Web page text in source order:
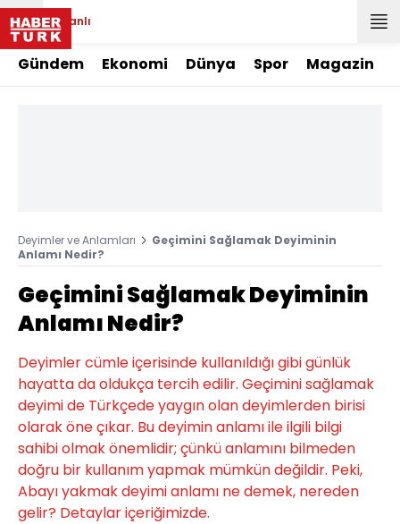
Canlı
Gündem Ekonomi Dünya Spor Magazin
Deyimler ve Anlamları
Geçimini Sağlamak Deyiminin
Anlamı Nedir?
Geçimini Sağlamak Deyiminin
Anlamı Nedir?
Deyimler cümle içerisinde kullanıldığı gibi günlük
hayatta da oldukça tercih edilir. Geçimini sağlamak
deyimi de Türkçede yaygın olan deyimlerden birisi
olarak öne çıkar. Bu deyimin anlamı ile ilgili bilgi
sahibi olmak önemlidir; çünkü anlamını bilmeden
doğru bir kullanım yapmak mümkün değildir. Peki,
Abayı yakmak deyimi anlamı ne demek, nereden
gelir? Detaylar içeriğimizde.